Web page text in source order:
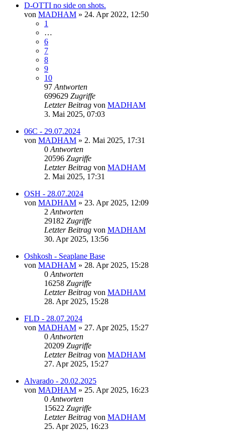
D-OTTI no side on shots.
von MADHAM » 24. Apr 2022, 12:50
1
…
6
7
8
9
10
97 Antworten
699629 Zugriffe
Letzter Beitrag von MADHAM
3. Mai 2025, 07:03
06C - 29.07.2024
von MADHAM » 2. Mai 2025, 17:31
0 Antworten
20596 Zugriffe
Letzter Beitrag von MADHAM
2. Mai 2025, 17:31
OSH - 28.07.2024
von MADHAM » 23. Apr 2025, 12:09
2 Antworten
29182 Zugriffe
Letzter Beitrag von MADHAM
30. Apr 2025, 13:56
Oshkosh - Seaplane Base
von MADHAM » 28. Apr 2025, 15:28
0 Antworten
16258 Zugriffe
Letzter Beitrag von MADHAM
28. Apr 2025, 15:28
FLD - 28.07.2024
von MADHAM » 27. Apr 2025, 15:27
0 Antworten
20209 Zugriffe
Letzter Beitrag von MADHAM
27. Apr 2025, 15:27
Alvarado - 20.02.2025
von MADHAM » 25. Apr 2025, 16:23
0 Antworten
15622 Zugriffe
Letzter Beitrag von MADHAM
25. Apr 2025, 16:23